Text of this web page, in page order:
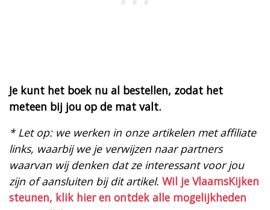
Je kunt het boek nu al bestellen, zodat het
meteen bij jou op de mat valt.
* Let op: we werken in onze artikelen met affiliate
links, waarbij we je verwijzen naar partners
waarvan wij denken dat ze interessant voor jou
zijn of aansluiten bij dit artikel. Wil je VlaamsKijken
steunen, klik hier en ontdek alle mogelijkheden